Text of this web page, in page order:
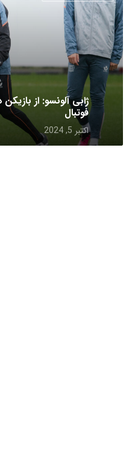
ژابی آلونسو: از
فوتبال
اکتبر 5, 2024